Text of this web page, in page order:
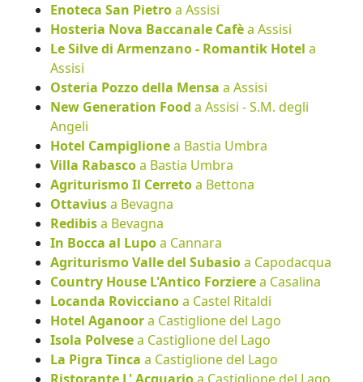
Enoteca San Pietroa Assisi
Hosteria Nova Baccanale Cafèa Assisi
Le Silve di Armenzano - Romantik Hotel a
Assisi
Osteria Pozzo della Mensa a Assisi
New Generation Food a Assisi - S.M. degli
Angeli
Hotel Campiglionea Bastia Umbra
Villa Rabascoa Bastia Umbra
Agriturismo Il Cerretoa Bettona
Ottaviusa Bevagna
Redibisa Bevagna
In Bocca al Lupoa Cannara
Agriturismo Valle del Subasioa Capodacqua
Country House L'Antico Forzierea Casalina
Locanda Roviccianoa Castel Ritaldi
Hotel Aganoora Castiglione del Lago
Isola Polvesea Castiglione del Lago
La Pigra Tinca a Castiglione del Lago